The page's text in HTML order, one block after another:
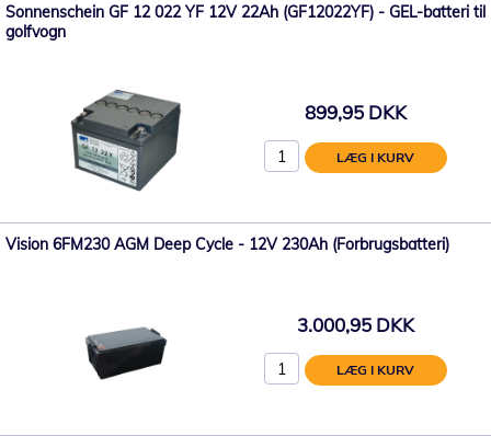
Sonnenschein GF 12 022 YF 12V 22Ah (GF12022YF) - GEL-batteri til
golfvogn
899,95 DKK
LÆG I KURV
Vision 6FM230 AGM Deep Cycle - 12V 230Ah (Forbrugsbatteri)
3.000,95 DKK
LÆG I KURV